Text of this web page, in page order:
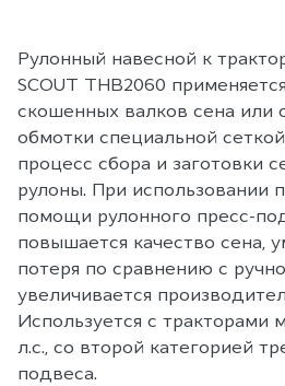
Рулонный навесной к
SCOUT THB2060
скошенных валков сена или
обмотки специальной
процесс сбора и заготовки
рулоны. При использовании
помощи рулонного пресс-
повышается качество сена,
потеря по сравнению с
увеличивается
Используется с тракторами
л.с., со второй категорией
подвеса.